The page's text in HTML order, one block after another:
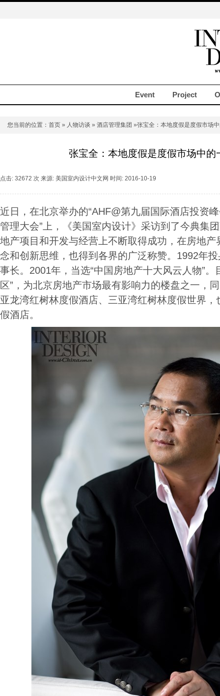
Event Project
您当前的位置： 首页 » 人物访谈 » 酒店管理集团 »张宝全：本地度假是度假市场
张宝全：本地度假是度假市场中的
点击: 32672 次 来源: 美国室内设计中文网 时间: 2016-10-19
近日，在北京举办的“AHF@第九届国际酒店投资
管理大会”上，《美国室内设计》采访到了今典集
地产项目和开发与经营上不断取得成功，在房地
念和创新思维，也得到各界的广泛称赞。1992年
事长。2001年，当选“中国房地产十大风云人物”。
区”，为北京房地产市场最有影响力的楼盘之一，
亚龙湾红树林度假酒店、三亚湾红树林度假世界
假酒店。